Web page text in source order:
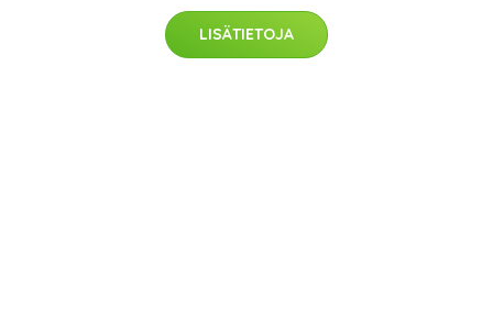
LISÄTIETOJA